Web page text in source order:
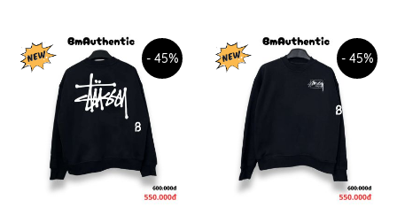
- 45% - 45%